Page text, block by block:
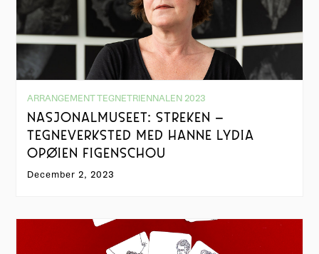
ARRANGEMENT TEGNETRIENNALEN 2023
NASJONALMUSEET: STREKEN –
TEGNEVERKSTED MED HANNE LYDIA
OPØIEN FIGENSCHOU
December 2, 2023